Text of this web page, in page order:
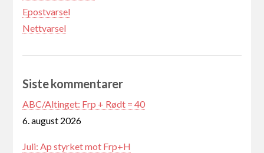
Epostvarsel
Nettvarsel
Siste kommentarer
ABC/Altinget: Frp + Rødt = 40
6. august 2026
Juli: Ap styrket mot Frp+H